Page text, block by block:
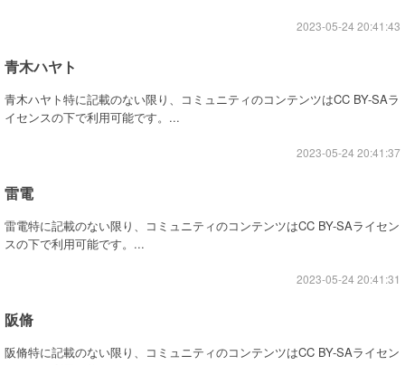
2023-05-24 20:41:43
青木ハヤト
青木ハヤト特に記載のない限り、コミュニティのコンテンツはCC BY-SAラ
イセンスの下で利用可能です。...
2023-05-24 20:41:37
雷電
雷電特に記載のない限り、コミュニティのコンテンツはCC BY-SAライセン
スの下で利用可能です。...
2023-05-24 20:41:31
阪脩
阪脩特に記載のない限り、コミュニティのコンテンツはCC BY-SAライセン